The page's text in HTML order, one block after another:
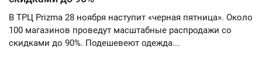
В ТРЦ Prizma 28 ноября наступит «черная пятница». Около
100 магазинов проведут масштабные распродажи со
скидками до 90%. Подешевеют одежда...